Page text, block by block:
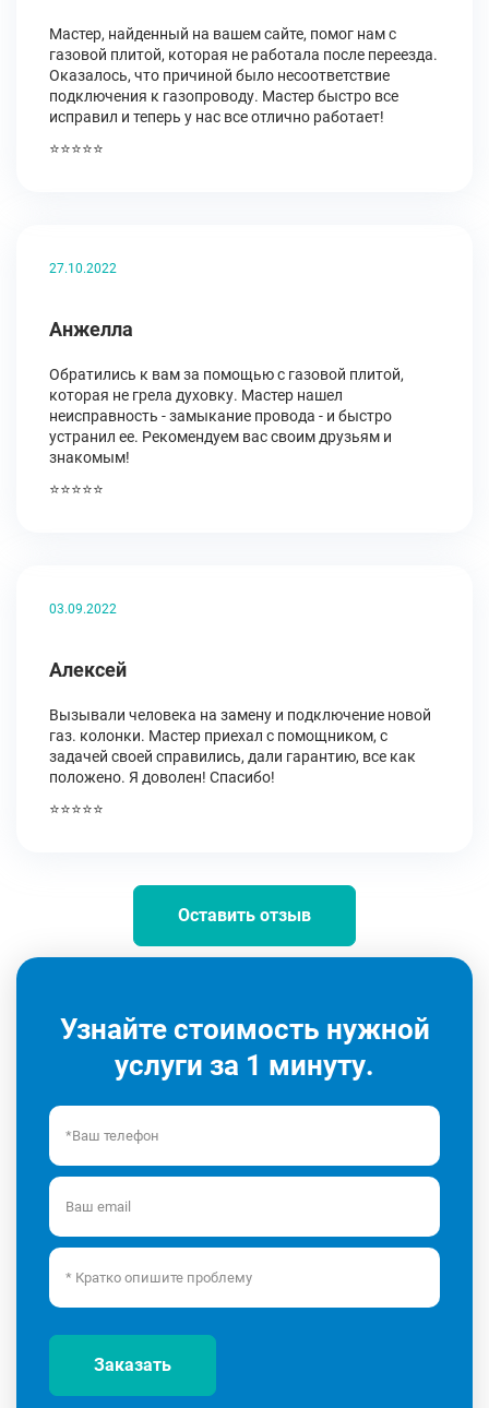
Мастер, найденный на вашем сайте, помог нам с
газовой плитой, которая не работала после переезда.
Оказалось, что причиной было несоответствие
подключения к газопроводу. Мастер быстро все
исправил и теперь у нас все отлично работает!
⭐⭐⭐⭐⭐
27.10.2022
Анжелла
Обратились к вам за помощью с газовой плитой,
которая не грела духовку. Мастер нашел
неисправность - замыкание провода - и быстро
устранил ее. Рекомендуем вас своим друзьям и
знакомым!
⭐⭐⭐⭐⭐
03.09.2022
Алексей
Вызывали человека на замену и подключение новой
газ. колонки. Мастер приехал с помощником, с
задачей своей справились, дали гарантию, все как
положено. Я доволен! Спасибо!
⭐⭐⭐⭐⭐
Оставить отзыв
Узнайте стоимость нужной
услуги за 1 минуту.
Заказать